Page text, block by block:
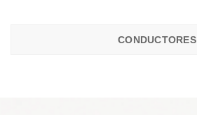
CONDUCTORES